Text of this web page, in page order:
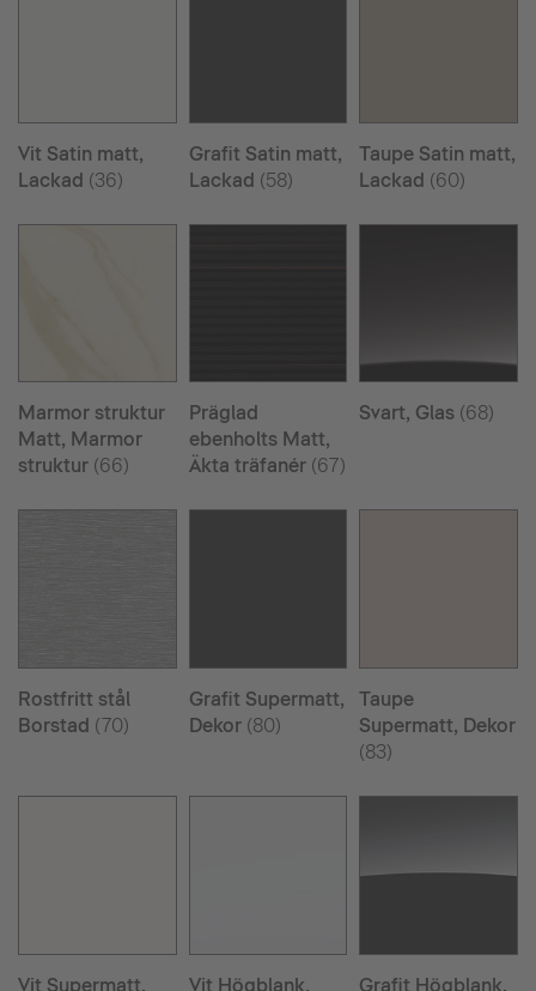
Vit Satin matt,
Lackad (36)
Grafit Satin matt,
Lackad (58)
Taupe Satin matt,
Lackad (60)
Marmor struktur
Matt, Marmor
struktur (66)
Präglad
ebenholts Matt,
Äkta träfanér(67)
Svart, Glas (68)
Rostfritt stål
Borstad (70)
Grafit Supermatt,
Dekor(80)
Taupe
Supermatt, Dekor
(83)
Vit Supermatt,
Vit Högblank,
Grafit Högblank,